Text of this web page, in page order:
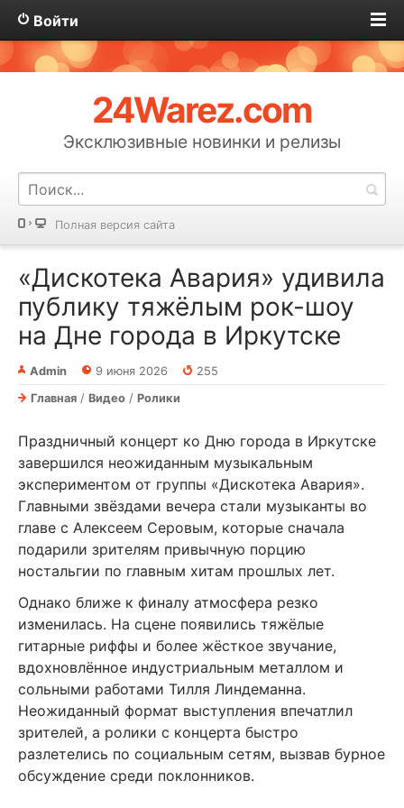
Войти
24Warez.com
Эксклюзивные новинки и релизы
Полная версия сайта
«Дискотека Авария» удивила
публику тяжёлым рок-шоу
на Дне города в Иркутске
Admin 9 июня 2026
255
Главная / Видео / Ролики
Праздничный концерт ко Дню города в Иркутске
завершился неожиданным музыкальным
экспериментом от группы «Дискотека Авария».
Главными звёздами вечера стали музыканты во
главе с Алексеем Серовым, которые сначала
подарили зрителям привычную порцию
ностальгии по главным хитам прошлых лет.
Однако ближе к финалу атмосфера резко
изменилась. На сцене появились тяжёлые
гитарные риффы и более жёсткое звучание,
вдохновлённое индустриальным металлом и
сольными работами Тилля Линдеманна.
Неожиданный формат выступления впечатлил
зрителей, а ролики с концерта быстро
разлетелись по социальным сетям, вызвав бурное
обсуждение среди поклонников.